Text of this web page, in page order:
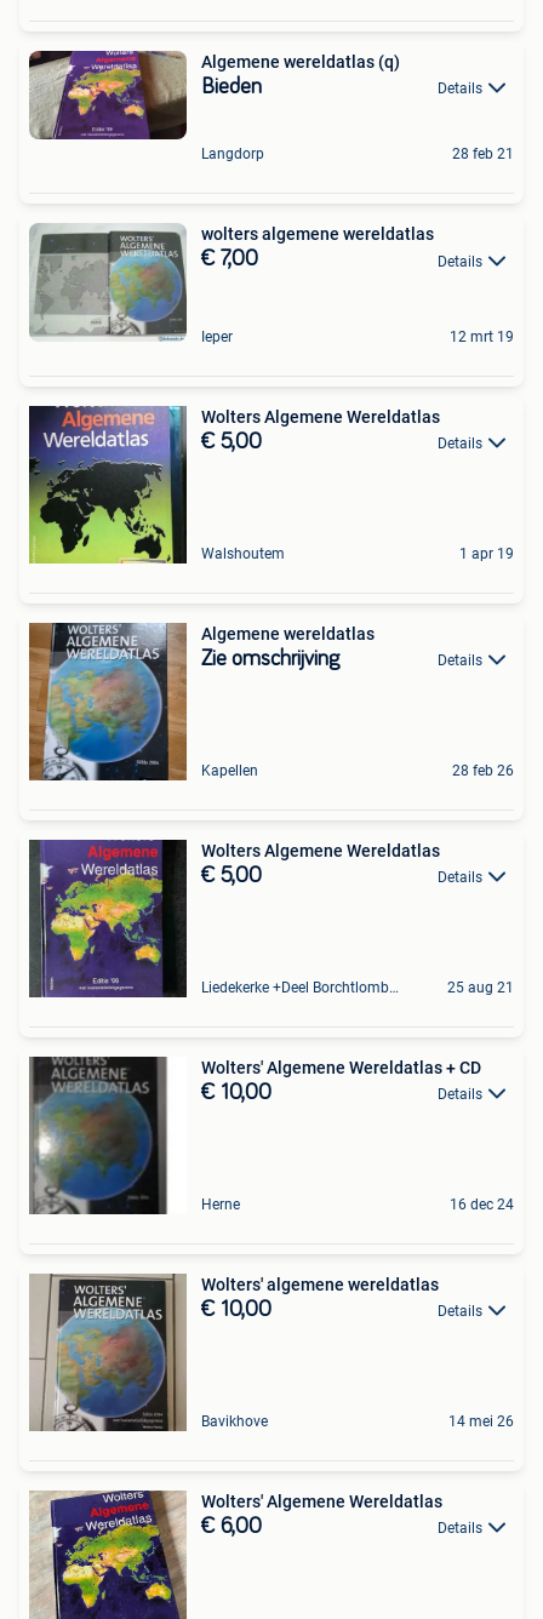
Algemene wereldatlas (q)
Bieden Details
Langdorp 28 feb 21
wolters algemene wereldatlas
€ 7,00 Details
Ieper 12 mrt 19
Wolters Algemene Wereldatlas
€ 5,00 Details
Walshoutem 1 apr 19
Algemene wereldatlas
Zie omschrijving Details
Kapellen 28 feb 26
Wolters Algemene Wereldatlas
€ 5,00 Details
Liedekerke +Deel Borchtlombeek 25 aug 21
Wolters' Algemene Wereldatlas + CD
€ 10,00 Details
Herne 16 dec 24
Wolters' algemene wereldatlas
€ 10,00 Details
Bavikhove 14 mei 26
Wolters' Algemene Wereldatlas
€ 6,00 Details